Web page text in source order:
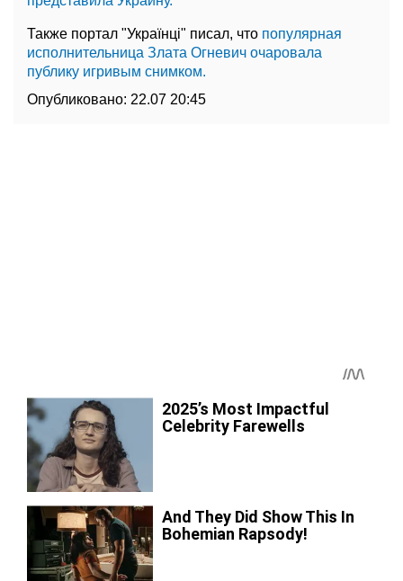
Также портал "Українці" писал, что популярная
исполнительница Злата Огневич очаровала
публику игривым снимком.
Опубликовано: 22.07 20:45